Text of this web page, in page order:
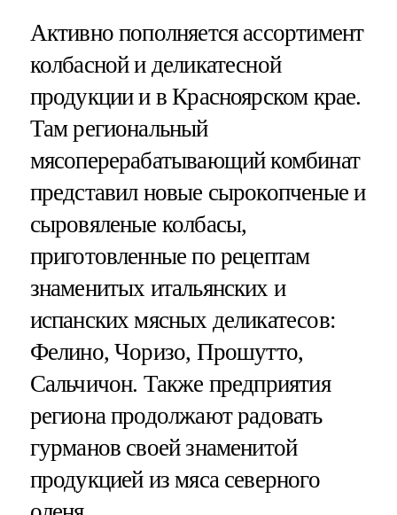
Активно пополняется ассортимент
колбасной и деликатесной
продукции и в Красноярском крае.
Там региональный
мясоперерабатывающий комбинат
представил новые сырокопченые и
сыровяленые колбасы,
приготовленные по рецептам
знаменитых итальянских и
испанских мясных деликатесов:
Фелино, Чоризо, Прошутто,
Сальчичон. Также предприятия
региона продолжают радовать
гурманов своей знаменитой
продукцией из мяса северного